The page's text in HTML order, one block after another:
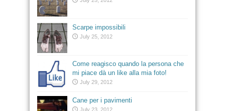
Scarpe impossibili
July 25, 2012
Come reagisco quando la persona che
mi piace dà un like alla mia foto!
July 29, 2012
Cane per i pavimenti
July 23, 2012